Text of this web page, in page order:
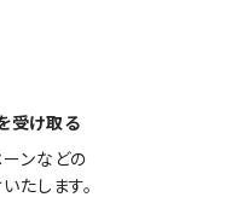
受け取る
ンなどの
たします。